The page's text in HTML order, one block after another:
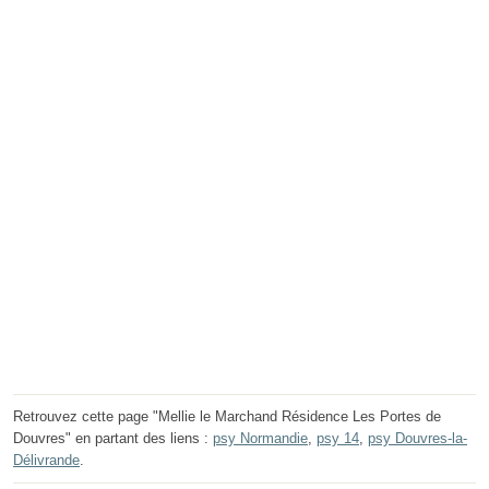
Retrouvez cette page "Mellie le Marchand Résidence Les Portes de
Douvres" en partant des liens : psy Normandie, psy 14, psy Douvres-la-
Délivrande.